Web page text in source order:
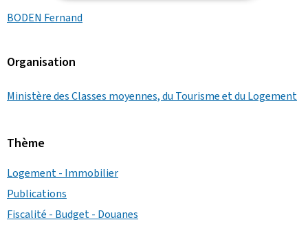
BODEN Fernand
Organisation
Ministère des Classes moyennes, du Tourisme et du Logement
Thème
Logement - Immobilier
Publications
Fiscalité - Budget - Douanes